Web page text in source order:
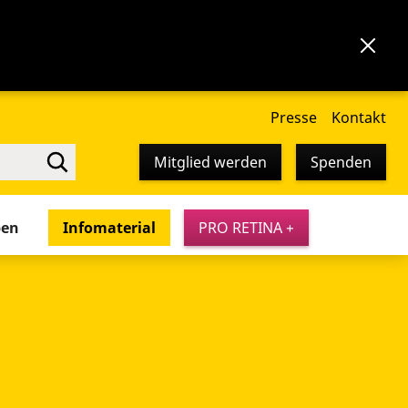
Presse Kontakt
Mitglied werden Spenden
Infomaterial PRO RETINA +